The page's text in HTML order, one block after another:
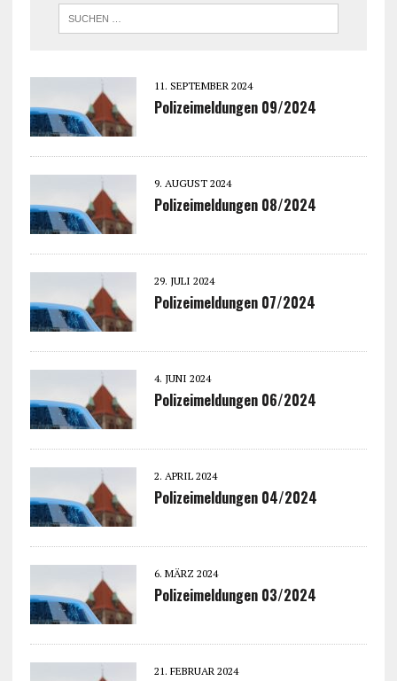
11. SEPTEMBER 2024
Polizeimeldungen 09/2024
9. AUGUST 2024
Polizeimeldungen 08/2024
29. JULI 2024
Polizeimeldungen 07/2024
4. JUNI 2024
Polizeimeldungen 06/2024
2. APRIL 2024
Polizeimeldungen 04/2024
6. MÄRZ 2024
Polizeimeldungen 03/2024
21. FEBRUAR 2024